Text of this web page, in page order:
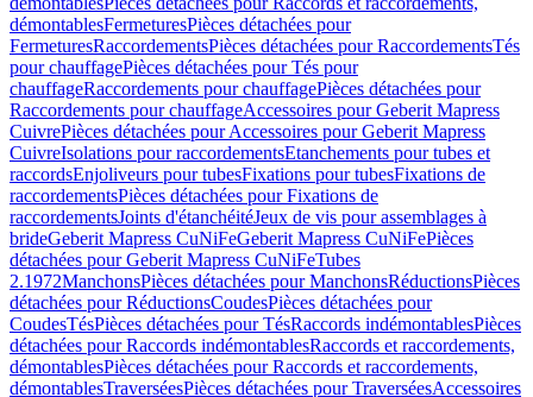
démontablesFermeturesPièces détachées pour
FermeturesRaccordementsPièces détachées pour RaccordementsTés
pour chauffagePièces détachées pour Tés pour
chauffageRaccordements pour chauffagePièces détachées pour
Raccordements pour chauffageAccessoires pour Geberit Mapress
CuivrePièces détachées pour Accessoires pour Geberit Mapress
CuivreIsolations pour raccordementsEtanchements pour tubes et
raccordsEnjoliveurs pour tubesFixations pour tubesFixations de
raccordementsPièces détachées pour Fixations de
raccordementsJoints d'étanchéitéJeux de vis pour assemblages à
brideGeberit Mapress CuNiFeGeberit Mapress CuNiFePièces
détachées pour Geberit Mapress CuNiFeTubes
2.1972ManchonsPièces détachées pour ManchonsRéductionsPièces
détachées pour RéductionsCoudesPièces détachées pour
CoudesTésPièces détachées pour TésRaccords indémontablesPièces
détachées pour Raccords indémontablesRaccords et raccordements,
démontablesPièces détachées pour Raccords et raccordements,
démontablesTraverséesPièces détachées pour TraverséesAccessoires